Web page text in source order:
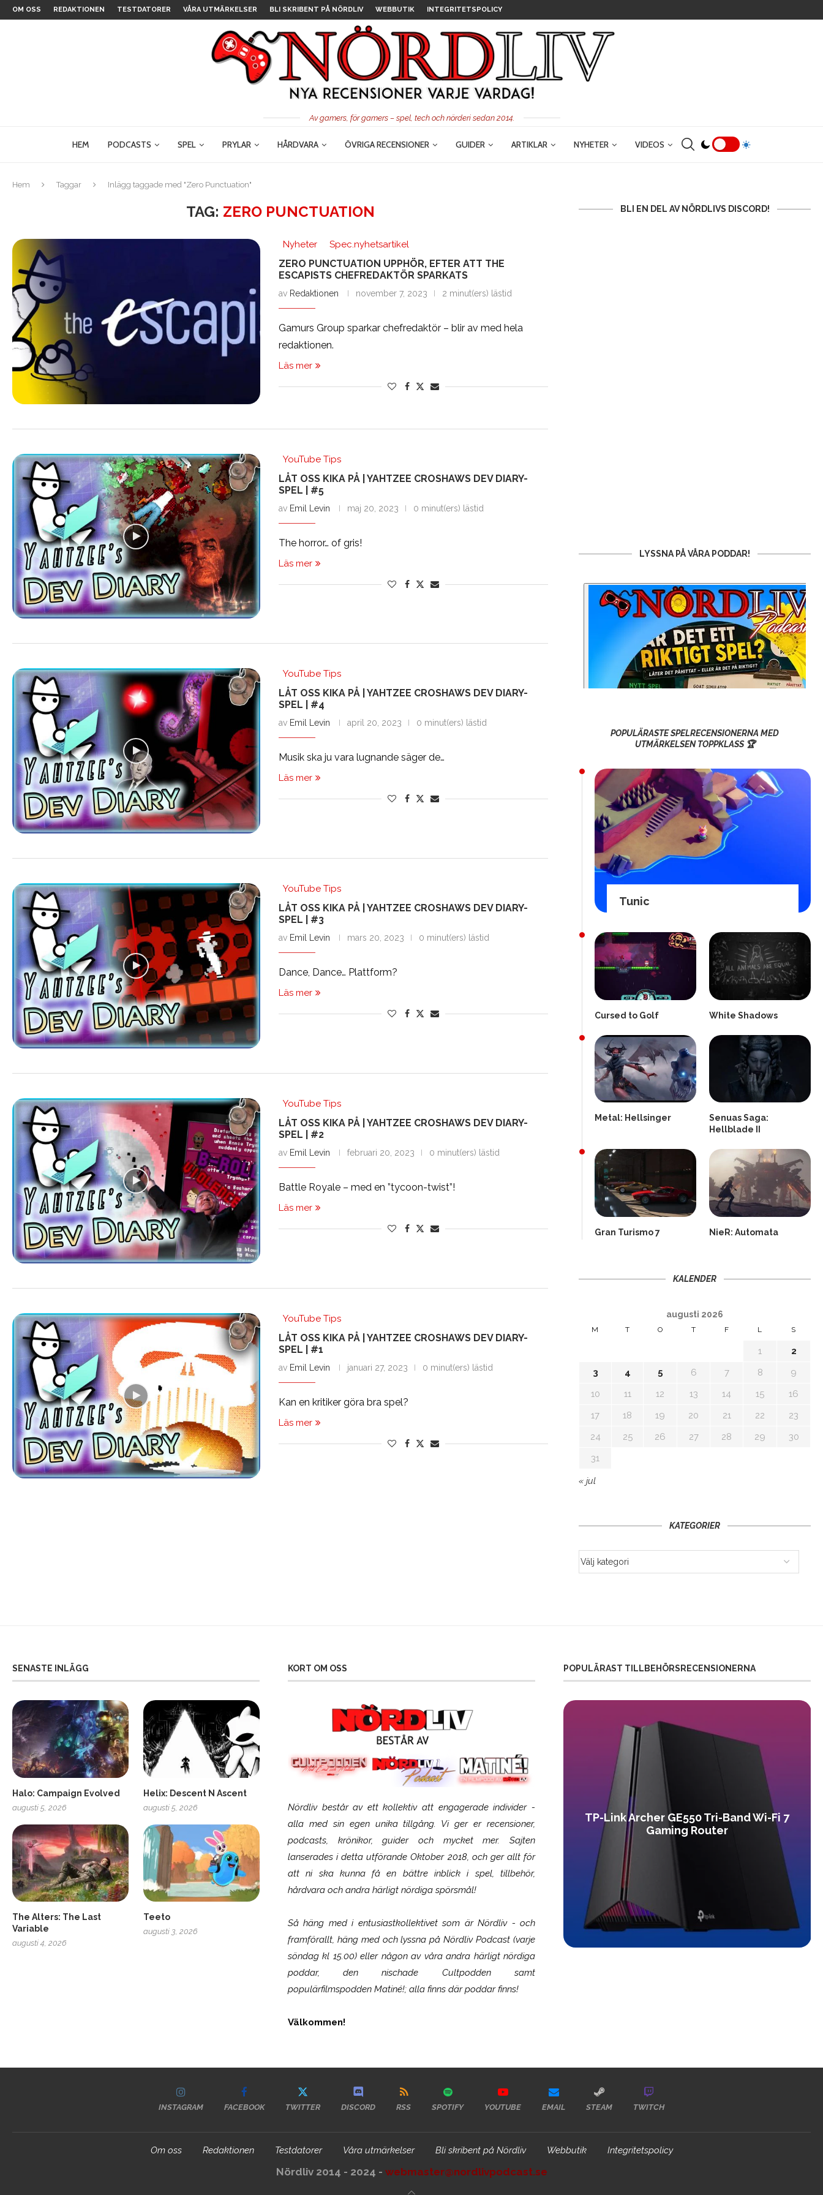
OM OSS REDAKTIONEN TESTDATORER VÅRA UTMÄRKELSER BLI SKRIBENT PÅ NÖRDLIV WEBBUTIK INTEGRITETSPOLICY
Av gamers, för gamers – spel, tech och nörderi sedan 2014.
HEM PODCASTS SPEL PRYLAR HÅRDVARA ÖVRIGA RECENSIONER GUIDER ARTIKLAR NYHETER VIDEOS
Hem Taggar Inlägg taggade med "Zero Punctuation"
TAG: ZERO PUNCTUATION
Nyheter Spec.nyhetsartikel
ZERO PUNCTUATION UPPHÖR, EFTER ATT THE
ESCAPISTS CHEFREDAKTÖR SPARKATS
av Redaktionen november 7, 2023 2 minut(ers) lästid
Gamurs Group sparkar chefredaktör – blir av med hela
redaktionen.
Läs mer
YouTube Tips
LÅT OSS KIKA PÅ | YAHTZEE CROSHAWS DEV DIARY-
SPEL | #5
av Emil Levin maj 20, 2023 0 minut(ers) lästid
The horror… of gris!
Läs mer
YouTube Tips
LÅT OSS KIKA PÅ | YAHTZEE CROSHAWS DEV DIARY-
SPEL | #4
av Emil Levin april 20, 2023 0 minut(ers) lästid
Musik ska ju vara lugnande säger de…
Läs mer
YouTube Tips
LÅT OSS KIKA PÅ | YAHTZEE CROSHAWS DEV DIARY-
SPEL | #3
av Emil Levin mars 20, 2023 0 minut(ers) lästid
Dance, Dance… Plattform?
Läs mer
YouTube Tips
LÅT OSS KIKA PÅ | YAHTZEE CROSHAWS DEV DIARY-
SPEL | #2
av Emil Levin februari 20, 2023 0 minut(ers) lästid
Battle Royale – med en ”tycoon-twist”!
Läs mer
YouTube Tips
LÅT OSS KIKA PÅ | YAHTZEE CROSHAWS DEV DIARY-
SPEL | #1
av Emil Levin januari 27, 2023 0 minut(ers) lästid
Kan en kritiker göra bra spel?
Läs mer
BLI EN DEL AV NÖRDLIVS DISCORD!
LYSSNA PÅ VÅRA PODDAR!
POPULÄRASTE SPELRECENSIONERNA MED
UTMÄRKELSEN TOPPKLASS 🏆
Tunic
Cursed to Golf White Shadows
Metal: Hellsinger
Senuas Saga:
Hellblade II
Gran Turismo 7 NieR: Automata
KALENDER
augusti 2026
M T O T F L S
1
2
3
4 5 6 7 8
9
10
11 12 13 14 15
16
17
18 19 20 21 22
23
24
25 26 27 28 29
30
31
« jul
KATEGORIER
SENASTE INLÄGG
Halo: Campaign Evolved
augusti 5, 2026
Helix: Descent N Ascent
augusti 5, 2026
The Alters: The Last
Variable
augusti 4, 2026
Teeto
augusti 3, 2026
KORT OM OSS
Nördliv består av ett kollektiv att engagerade individer -
alla med sin egen unika tillgång. Vi ger er recensioner,
podcasts, krönikor, guider och mycket mer. Sajten
lanserades i detta utförande Oktober 2018, och ger allt för
att ni ska kunna få en bättre inblick i spel, tillbehör,
hårdvara och andra härligt nördiga spörsmål!
Så häng med i entusiastkollektivet som ärNördliv- och
framförallt, häng med och lyssna på Nördliv Podcast (varje
söndag kl 15.00) eller någon av våra andra härligt nördiga
poddar, den nischade Cultpodden samt
populärfilmspodden Matiné!; alla finns där poddar finns!
Välkommen!
POPULÄRAST TILLBEHÖRSRECENSIONERNA
SCUF Gaming Omega Logitech G316 X 98
TP-Link Archer GE550 Tri-Band Wi-Fi 7
Gaming Router
INSTAGRAM FACEBOOK TWITTER DISCORD RSS SPOTIFY YOUTUBE EMAIL STEAM TWITCH
Om oss Redaktionen Testdatorer Våra utmärkelser Bli skribent på Nördliv Webbutik Integritetspolicy
Nördliv 2014 - 2024 - webmaster@nordlivpodcast.se